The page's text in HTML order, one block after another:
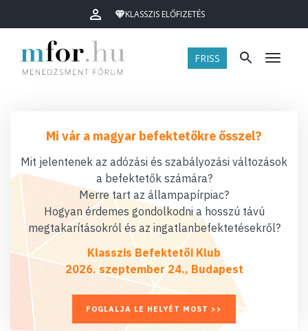
KLASSZIS ELŐFIZETÉS
FRISS Menü
Mi vár a magyar befektetőkre ősszel?
Mit jelentenek az adózási és szabályozási változások
a befektetők számára?
Merre tart az állampapírpiac?
Hogyan érdemes gondolkodni a hosszú távú
megtakarításokról és az ingatlanbefektetésekről?
Klasszis Befektetői Klub
2026. szeptember 24., Budapest
FOGLALJA LE HELYÉT MOST >>